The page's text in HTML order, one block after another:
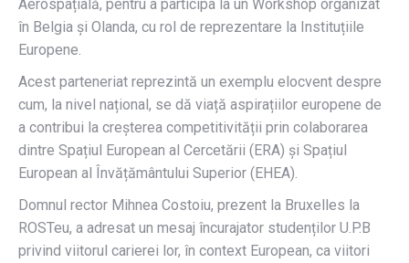
Aerospațială, pentru a participa la un Workshop organizat
în Belgia și Olanda, cu rol de reprezentare la Instituțiile
Europene.
Acest parteneriat reprezintă un exemplu elocvent despre
cum, la nivel național, se dă viață aspirațiilor europene de
a contribui la creșterea competitivității prin colaborarea
dintre Spațiul European al Cercetării (ERA) și Spațiul
European al Învățământului Superior (EHEA).
Domnul rector Mihnea Costoiu, prezent la Bruxelles la
ROSTeu, a adresat un mesaj încurajator studenților U.P.B
privind viitorul carierei lor, în context European, ca viitori